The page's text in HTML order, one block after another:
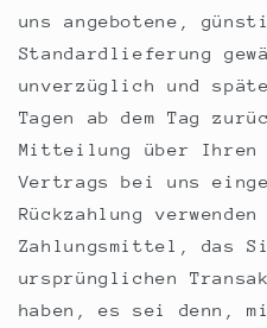
uns angebotene,
Standardlieferung
unverzüglich und
Tagen ab dem Tag
Mitteilung über Ihren
Vertrags bei uns
Rückzahlung
Zahlungsmittel, das
ursprünglichen
haben, es sei denn,